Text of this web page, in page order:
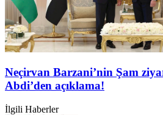
Neçirvan Barzani’nin Şam
Abdi’den açıklama!
İlgili Haberler